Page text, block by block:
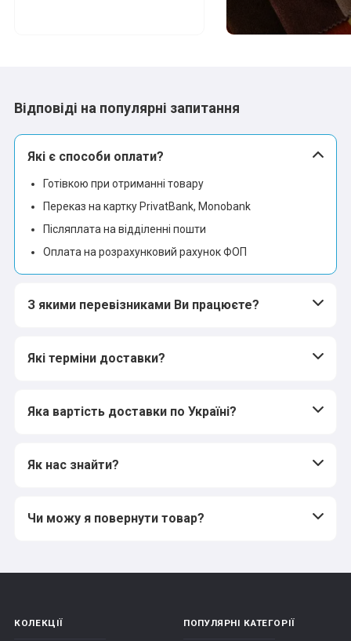
Відповіді на популярні запитання
Які є способи оплати?
Готівкою при отриманні товару
Переказ на картку PrivatBank, Monobank
Післяплата на відділенні пошти
Оплата на розрахунковий рахунок ФОП
З якими перевізниками Ви працюєте?
Які терміни доставки?
Яка вартість доставки по Україні?
Як нас знайти?
Чи можу я повернути товар?
КОЛЕКЦІЇ ПОПУЛЯРНІ КАТЕГОРІЇ